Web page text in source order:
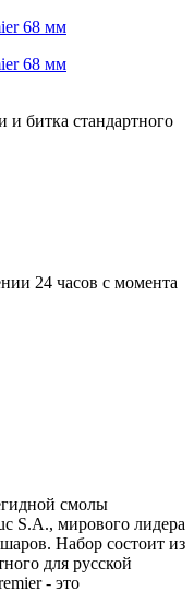
и битка стандартного
24 часов с момента
смолы
S.A., мирового лидера
Набор состоит из
для русской
- это